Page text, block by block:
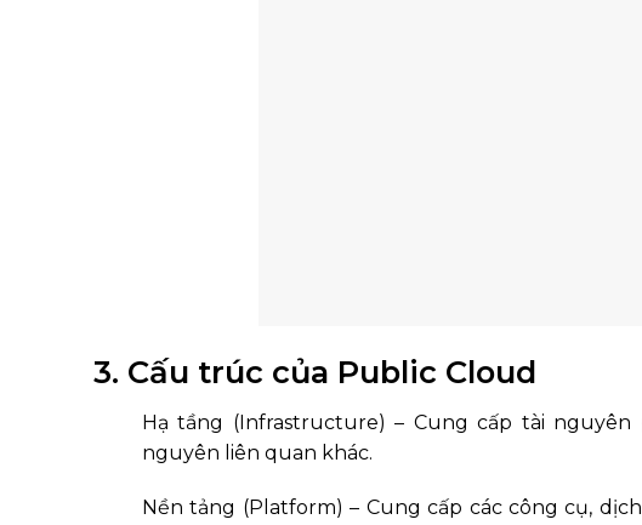
3. Cấu trúc của Public Cloud
Hạ tầng (Infrastructure) – Cung cấp tài
nguyên liên quan khác.
Nền tảng (Platform) – Cung cấp các công cụ,